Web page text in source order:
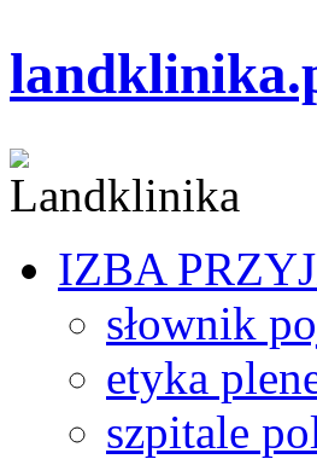
IZBA
słownik
etyka
szpitale